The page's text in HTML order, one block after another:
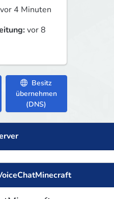
vor 4 Minuten
vor 8
Besitz
übernehmen
(DNS)